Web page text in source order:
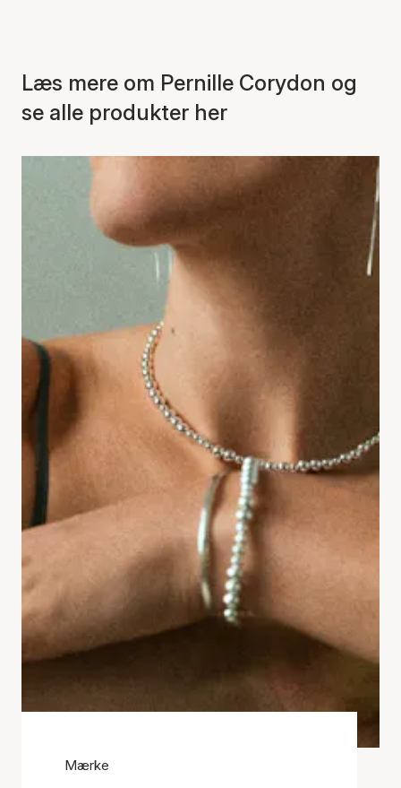
Læs mere om Pernille Corydon og
se alle produkter her
Mærke